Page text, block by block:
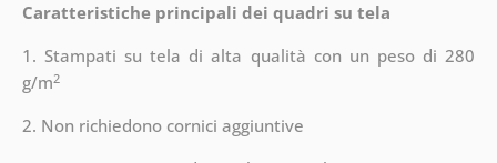
Caratteristiche principali dei quadri su tela
1. Stampati su tela di alta qualità con un peso di 280
g/m2
2. Non richiedono cornici aggiuntive